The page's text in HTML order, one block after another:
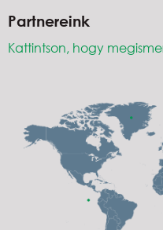
Partnereink
Kattintson, hogy